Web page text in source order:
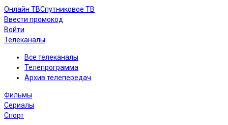
Онлайн ТВСпутниковое ТВ
Ввести промокод
Войти
Телеканалы
Все телеканалы
Телепрограмма
Архив телепередач
Фильмы
Сериалы
Спорт